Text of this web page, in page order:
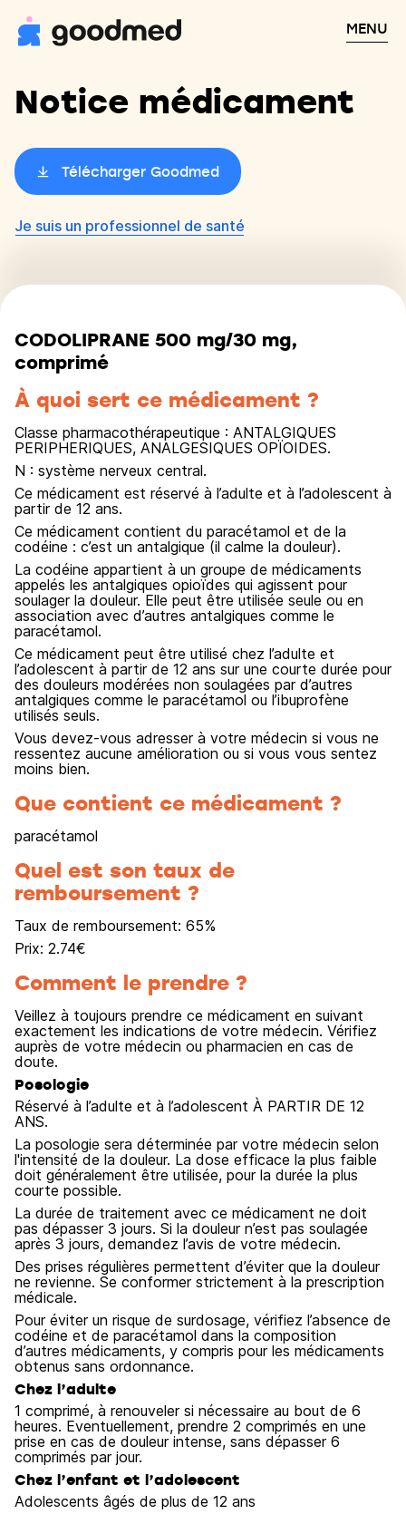
MENU
Notice médicament
Télécharger Goodmed
Je suis un professionnel de santé
CODOLIPRANE 500 mg/30 mg,
comprimé
À quoi sert ce médicament ?
Classe pharmacothérapeutique : ANTALGIQUES
PERIPHERIQUES, ANALGESIQUES OPÏOIDES.
N : système nerveux central.
Ce médicament est réservé à l’adulte et à l’adolescent à
partir de 12 ans.
Ce médicament contient du paracétamol et de la
codéine : c’est un antalgique (il calme la douleur).
La codéine appartient à un groupe de médicaments
appelés les antalgiques opioïdes qui agissent pour
soulager la douleur. Elle peut être utilisée seule ou en
association avec d’autres antalgiques comme le
paracétamol.
Ce médicament peut être utilisé chez l’adulte et
l’adolescent à partir de 12 ans sur une courte durée pour
des douleurs modérées non soulagées par d’autres
antalgiques comme le paracétamol ou l’ibuprofène
utilisés seuls.
Vous devez-vous adresser à votre médecin si vous ne
ressentez aucune amélioration ou si vous vous sentez
moins bien.
Que contient ce médicament ?
paracétamol
Quel est son taux de
remboursement ?
Taux de remboursement: 65%
Prix: 2.74€
Comment le prendre ?
Veillez à toujours prendre ce médicament en suivant
exactement les indications de votre médecin. Vérifiez
auprès de votre médecin ou pharmacien en cas de
doute.
Posologie
Réservé à l’adulte et à l’adolescent À PARTIR DE 12
ANS.
La posologie sera déterminée par votre médecin selon
l'intensité de la douleur. La dose efficace la plus faible
doit généralement être utilisée, pour la durée la plus
courte possible.
La durée de traitement avec ce médicament ne doit
pas dépasser 3 jours. Si la douleur n’est pas soulagée
après 3 jours, demandez l’avis de votre médecin.
Des prises régulières permettent d’éviter que la douleur
ne revienne. Se conformer strictement à la prescription
médicale.
Pour éviter un risque de surdosage, vérifiez l’absence de
codéine et de paracétamol dans la composition
d’autres médicaments, y compris pour les médicaments
obtenus sans ordonnance.
Chez l’adulte
1 comprimé, à renouveler si nécessaire au bout de 6
heures. Eventuellement, prendre 2 comprimés en une
prise en cas de douleur intense, sans dépasser 6
comprimés par jour.
Chez l’enfant et l’adolescent
Adolescents âgés de plus de 12 ans